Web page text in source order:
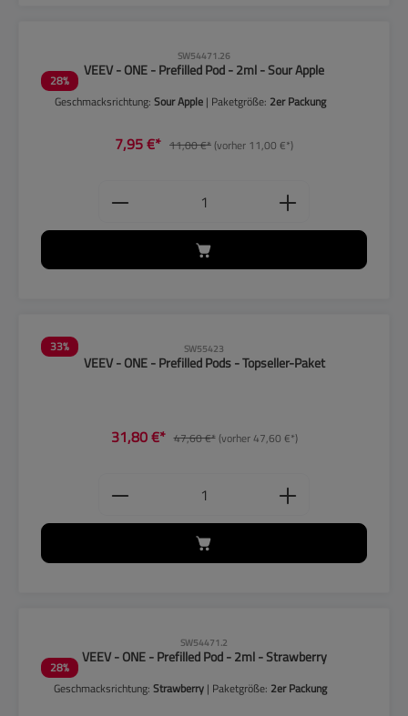
28%
SW54471.26
VEEV - ONE - Prefilled Pod - 2ml - Sour Apple
Geschmacksrichtung: Sour Apple | Paketgröße: 2er Packung
7,95 €* 11,00 €*(vorher 11,00 €*)
Produkt Anzahl: Gib den
33% SW55423
VEEV - ONE - Prefilled Pods - Topseller-Paket
31,80 €* 47,60 €*(vorher 47,60 €*)
Produkt Anzahl: Gib den
28%
SW54471.2
VEEV - ONE - Prefilled Pod - 2ml - Strawberry
Geschmacksrichtung: Strawberry | Paketgröße: 2er Packung